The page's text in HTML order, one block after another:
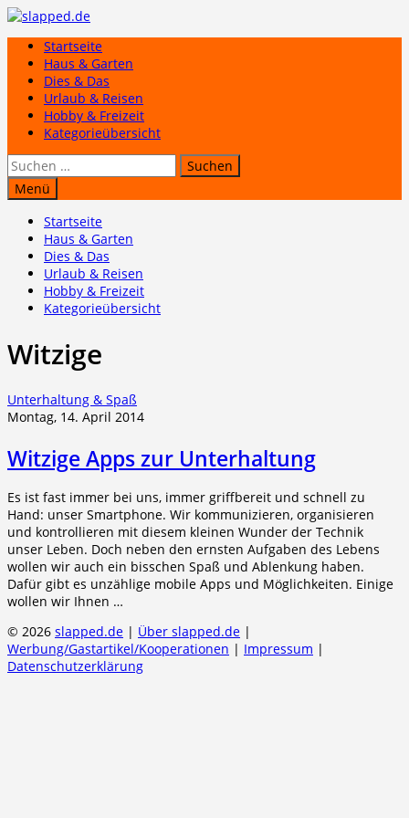
Zum
springenStartseite
Haus & Garten
Dies & Das
Urlaub & Reisen
Hobby & Freizeit
Kategorieübersicht
Suchen
nach:
Menü
Startseite
Haus & Garten
Dies & Das
Urlaub & Reisen
Hobby & Freizeit
Kategorieübersicht
Witzige
Unterhaltung & Spaß
Montag, 14. April 2014
Witzige Apps zur Unterhaltung
Es ist fast immer bei uns, immer griffbereit und schnell zu
Hand: unser Smartphone. Wir kommunizieren, organisieren
und kontrollieren mit diesem kleinen Wunder der Technik
unser Leben. Doch neben den ernsten Aufgaben des Lebens
wollen wir auch ein bisschen Spaß und Ablenkung haben.
Dafür gibt es unzählige mobile Apps und Möglichkeiten. Einige
wollen wir Ihnen …
© 2026 slapped.de | Über slapped.de |
Werbung/Gastartikel/Kooperationen | Impressum |
Datenschutzerklärung